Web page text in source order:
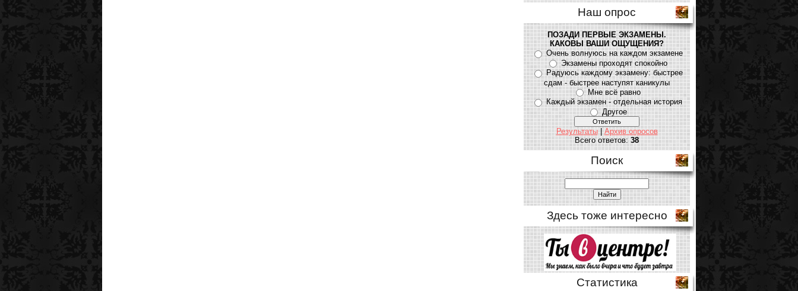
Наш опрос
ПОЗАДИ ПЕРВЫЕ ЭКЗАМЕНЫ.
КАКОВЫ ВАШИ ОЩУЩЕНИЯ?
Очень волнуюсь на каждом экзамене
Экзамены проходят спокойно
Радуюсь каждому экзамену: быстрее
сдам - быстрее наступят каникулы
Мне всё равно
Каждый экзамен - отдельная история
Другое
Результаты|Архив опросов
Всего ответов:38
Поиск
Здесь тоже интересно
Статистика